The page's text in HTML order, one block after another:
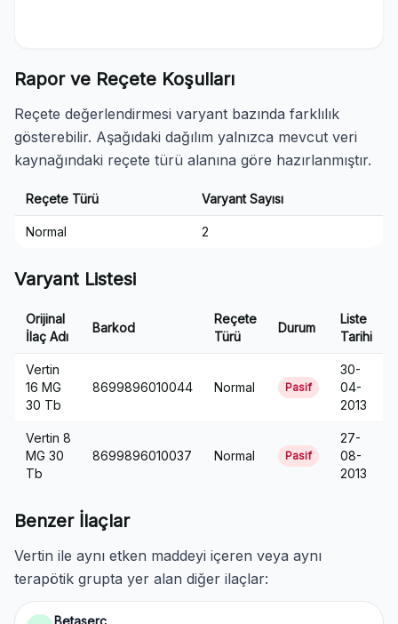
Rapor ve Reçete Koşulları
Reçete değerlendirmesi varyant bazında farklılık
gösterebilir. Aşağıdaki dağılım yalnızca mevcut veri
kaynağındaki reçete türü alanına göre hazırlanmıştır.
Reçete Türü Varyant Sayısı
Normal 2
Varyant Listesi
Orijinal
İlaç Adı
Barkod
Reçete
Türü
Durum
Liste
Tarihi
Vertin
16 MG
30 Tb
8699896010044 Normal Pasif
30-
04-
2013
Vertin 8
MG 30
Tb
8699896010037 Normal Pasif
27-
08-
2013
Benzer İlaçlar
Vertin ile aynı etken maddeyi içeren veya aynı
terapötik grupta yer alan diğer ilaçlar:
Betaserc